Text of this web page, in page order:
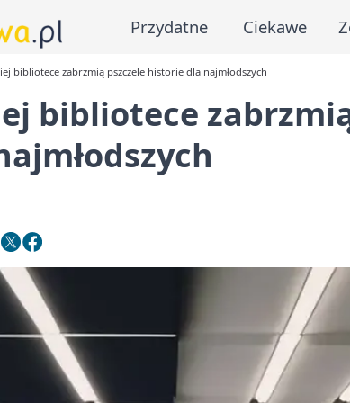
Przydatne Ciekawe
bibliotece zabrzmią pszczele historie dla najmłodszych
bibliotece